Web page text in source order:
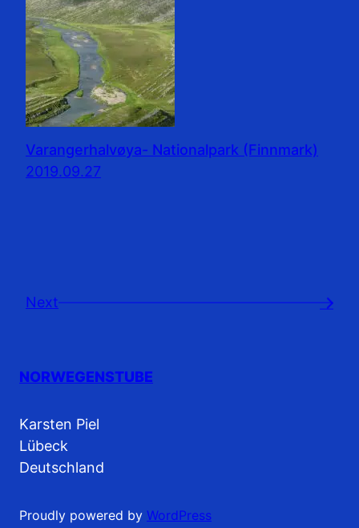
Varangerhalvøya- Nationalpark (Finnmark)
2019.09.27
Next →
NORWEGENSTUBE
Karsten Piel
Lübeck
Deutschland
Proudly powered by WordPress